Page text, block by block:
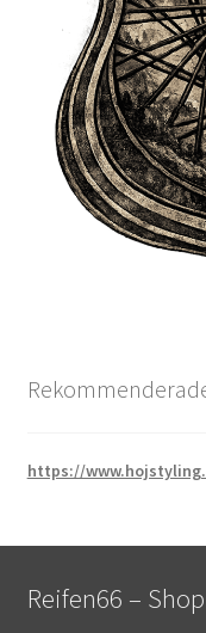
https://
Reifen66 – Shop